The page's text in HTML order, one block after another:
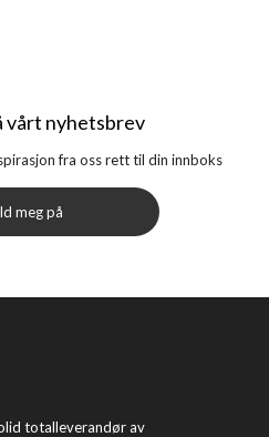
vårt nyhetsbrev
fra oss rett til din innboks
meg på
totalleverandør av